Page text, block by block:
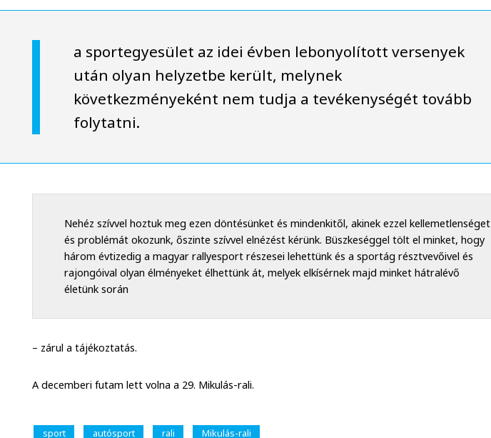
a sportegyesület az idei évben lebonyolított versenyek
után olyan helyzetbe került, melynek
következményeként nem tudja a tevékenységét tovább
folytatni.
Nehéz szívvel hoztuk meg ezen döntésünket és mindenkitől, akinek ezzel kellemetlenséget
és problémát okozunk, őszinte szívvel elnézést kérünk. Büszkeséggel tölt el minket, hogy
három évtizedig a magyar rallyesport részesei lehettünk és a sportág résztvevőivel és
rajongóival olyan élményeket élhettünk át, melyek elkísérnek majd minket hátralévő
életünk során
– zárul a tájékoztatás.
A decemberi futam lett volna a 29. Mikulás-rali.
sport autósport rali Mikulás-rali